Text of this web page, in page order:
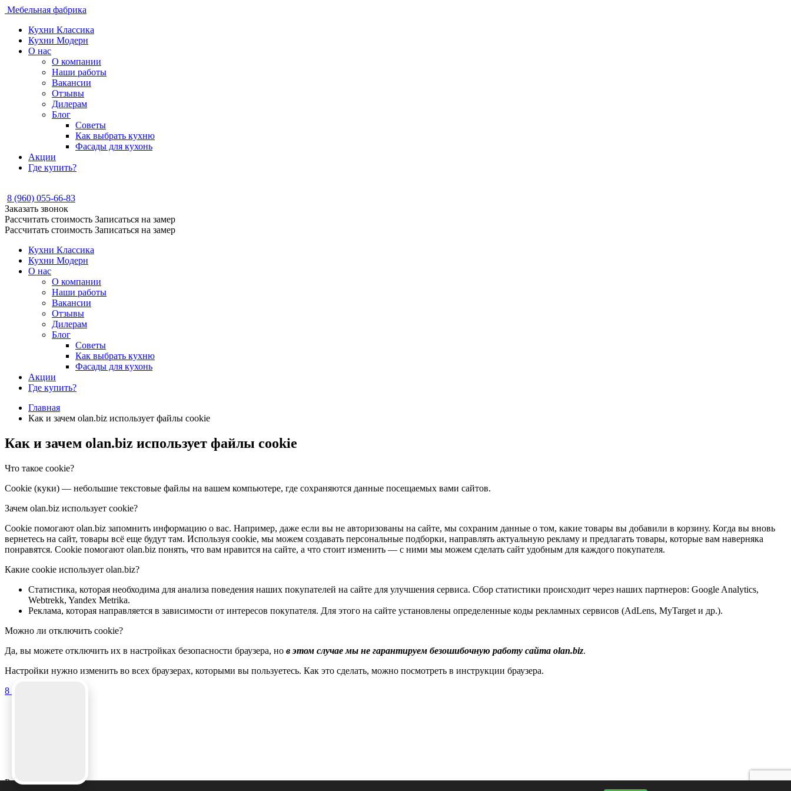
Мебельная фабрика
Кухни Классика
Кухни Модерн
О нас
О компании
Наши работы
Вакансии
Отзывы
Дилерам
Блог
Советы
Как выбрать кухню
Фасады для кухонь
Акции
Где купить?
8 (960) 055-66-83
Заказать звонок
Рассчитать стоимость Записаться на замер
Рассчитать стоимость Записаться на замер
Кухни Классика
Кухни Модерн
О нас
О компании
Наши работы
Вакансии
Отзывы
Дилерам
Блог
Советы
Как выбрать кухню
Фасады для кухонь
Акции
Где купить?
Главная
Как и зачем olan.biz использует файлы cookie
Как и зачем olan.biz использует файлы cookie
Что такое cookie?
Cookie (куки) — небольшие текстовые файлы на вашем компьютере, где сохраняются данные посещаемых вами сайтов.
Зачем olan.biz использует сookie?
Cookie помогают olan.biz запомнить информацию о вас. Например, даже если вы не авторизованы на сайте, мы сохраним данные о том, какие товары вы добавили в корзину. Когда вы вновь
вернетесь на сайт, товары всё еще будут там. Используя cookie, мы можем создавать персональные подборки, направлять актуальную рекламу и предлагать товары, которые вам наверняка
понравятся. Cookie помогают olan.biz понять, что вам нравится на сайте, а что стоит изменить — с ними мы можем сделать сайт удобным для каждого покупателя.
Какие cookie использует olan.biz?
Статистика, которая необходима для анализа поведения наших покупателей на сайте для улучшения сервиса. Сбор статистики происходит через наших партнеров: Google Analytics,
Webtrekk, Yandex Metrika.
Реклама, которая направляется в зависимости от интересов покупателя. Для этого на сайте установлены определенные коды рекламных сервисов (AdLens, MyTarget и др.).
Можно ли отключить сookie?
Да, вы можете отключить их в настройках безопасности браузера, но в этом случае мы не гарантируем безошибочную работу сайта olan.biz.
Настройки нужно изменить во всех браузерах, которыми вы пользуетесь. Как это сделать, можно посмотреть в инструкции браузера.
8 (960) 055-66-83
Рассчитать стоимость кухни